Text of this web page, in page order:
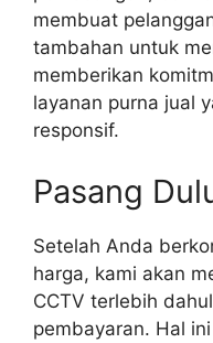
membuat
tambahan untuk
memberikan
layanan purna jual
responsif.
Pasang
Setelah Anda
harga, kami akan
CCTV terlebih
pembayaran. Hal